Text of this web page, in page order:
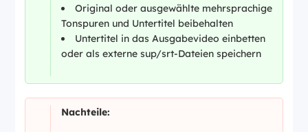
Original oder ausgewählte mehrsprachige
Tonspuren und Untertitel beibehalten
Untertitel in das Ausgabevideo einbetten
oder als externe sup/srt-Dateien speichern
Nachteile: